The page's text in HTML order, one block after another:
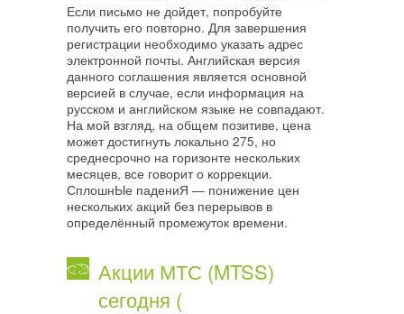
Если письмо не дойдет, попробуйте
получить его повторно. Для завершения
регистрации необходимо указать адрес
электронной почты. Английская версия
данного соглашения является основной
версией в случае, если информация на
русском и английском языке не совпадают.
На мой взгляд, на общем позитиве, цена
может достигнуть локально 275, но
среднесрочно на горизонте нескольких
месяцев, все говорит о коррекции.
СплошнЫе падениЯ — понижение цен
нескольких акций без перерывов в
определённый промежуток времени.
Акции МТС (MTSS)
сегодня (